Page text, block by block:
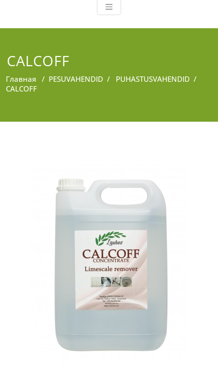
CALCOFF
Главная / PESUVAHENDID / PUHASTUSVAHENDID /
CALCOFF